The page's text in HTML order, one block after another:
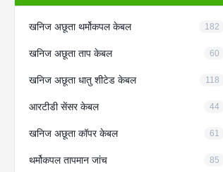
खनिज अछूता थर्मोकपल केबल 182
खनिज अछूता ताप केबल 60
खनिज अछूता धातु शीटेड केबल 118
आरटीडी सेंसर केबल 44
खनिज अछूता कॉपर केबल 61
थर्मोकपल तापमान जांच 85